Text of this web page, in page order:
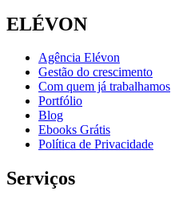
ELÉVON
Agência Elévon
Gestão do crescimento
Com quem já trabalhamos
Portfólio
Blog
Ebooks Grátis
Política de Privacidade
Serviços